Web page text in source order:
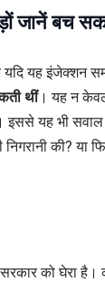
जानें बच
यदि यह इंजेक्शन
थीं। यह न केवल
इससे यह भी सवाल
की? या
को घेरा